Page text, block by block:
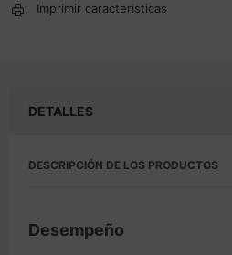
Imprimir caracteristicas
DETALLES
DESCRIPCIÓN DE LOS PRODUCTOS
Desempeño